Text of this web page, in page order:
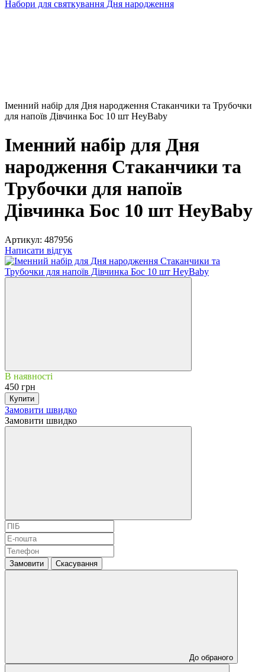
Набори для святкування Дня народження
Іменний набір для Дня народження Стаканчики та Трубочки
для напоїв Дівчинка Бос 10 шт HeyBaby
Іменний набір для Дня
народження Стаканчики та
Трубочки для напоїв
Дівчинка Бос 10 шт HeyBaby
Артикул: 487956
Написати відгук
В наявності
450 грн
Купити
Замовити швидко
Замовити швидко
Замовити Скасування
До обраного